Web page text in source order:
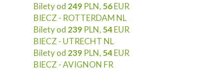
Bilety od 249 PLN, 56EUR
BIECZ - ROTTERDAM NL
Bilety od 239 PLN, 54EUR
BIECZ - UTRECHT NL
Bilety od 239 PLN, 54EUR
BIECZ - AVIGNON FR